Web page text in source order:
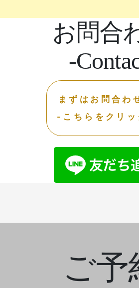
お問合
-
まずはお問合わ
-こちらをクリ
ご予